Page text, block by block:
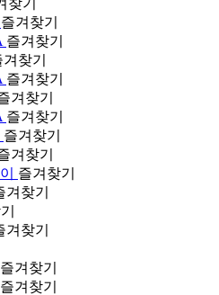
즐겨찾기
즐겨찾기
겨찾기
즐겨찾기
겨찾기
즐겨찾기
즐겨찾기
겨찾기
즐겨찾기
겨찾기
겨찾기
즐겨찾기
즐겨찾기